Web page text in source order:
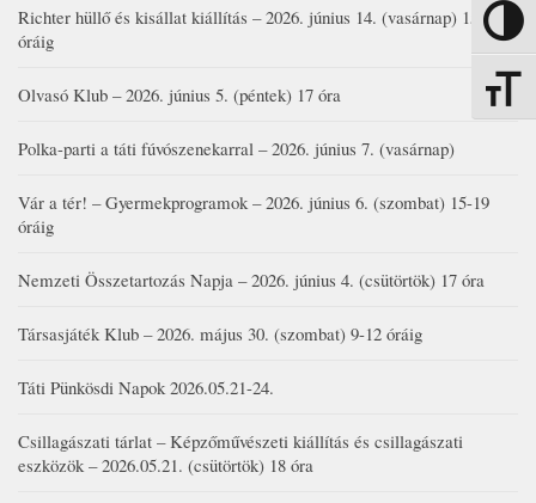
Nagy
Richter hüllő és kisállat kiállítás – 2026. június 14. (vasárnap) 15-17
óráig
Olvasó Klub – 2026. június 5. (péntek) 17 óra
Polka-parti a táti fúvószenekarral – 2026. június 7. (vasárnap)
Vár a tér! – Gyermekprogramok – 2026. június 6. (szombat) 15-19
óráig
Nemzeti Összetartozás Napja – 2026. június 4. (csütörtök) 17 óra
Társasjáték Klub – 2026. május 30. (szombat) 9-12 óráig
Táti Pünkösdi Napok 2026.05.21-24.
Csillagászati tárlat – Képzőművészeti kiállítás és csillagászati
eszközök – 2026.05.21. (csütörtök) 18 óra